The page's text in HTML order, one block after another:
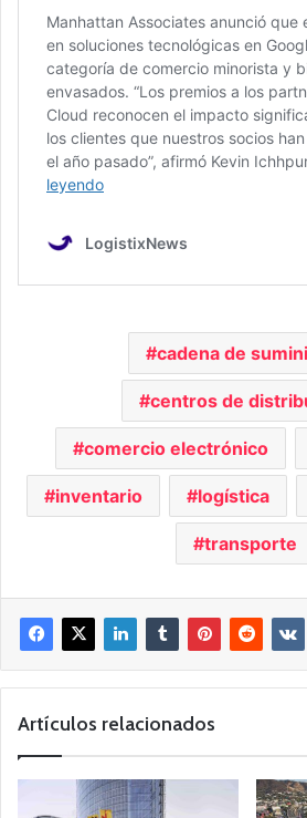
cadena de
centros de
comercio electrónico
inventario logística
transporte
Artículos relacionados